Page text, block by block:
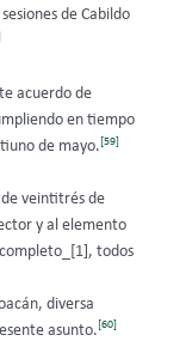
de Cabildo
acuerdo de
en tiempo
de mayo.[59]
de veintitrés de
y al elemento
todos
diversa
asunto. [60]